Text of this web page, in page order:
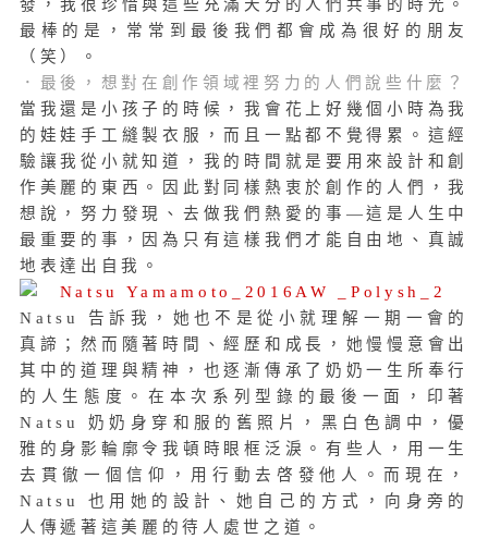
發，我很珍惜與這些充滿天分的人們共事的時光。
最棒的是，常常到最後我們都會成為很好的朋友
（笑）。
．最後，想對在創作領域裡努力的人們說些什麼？
當我還是小孩子的時候，我會花上好幾個小時為我
的娃娃手工縫製衣服，而且一點都不覺得累。這經
驗讓我從小就知道，我的時間就是要用來設計和創
作美麗的東西。因此對同樣熱衷於創作的人們，我
想說，努力發現、去做我們熱愛的事—這是人生中
最重要的事，因為只有這樣我們才能自由地、真誠
地表達出自我。
Natsu 告訴我，她也不是從小就理解一期一會的
真諦；然而隨著時間、經歷和成長，她慢慢意會出
其中的道理與精神，也逐漸傳承了奶奶一生所奉行
的人生態度。在本次系列型錄的最後一面，印著
Natsu 奶奶身穿和服的舊照片，黑白色調中，優
雅的身影輪廓令我頓時眼框泛淚。有些人，用一生
去貫徹一個信仰，用行動去啓發他人。而現在，
Natsu 也用她的設計、她自己的方式，向身旁的
人傳遞著這美麗的待人處世之道。